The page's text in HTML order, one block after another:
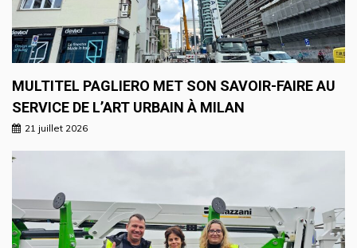
MULTITEL PAGLIERO MET SON SAVOIR-FAIRE AU
SERVICE DE L’ART URBAIN À MILAN
21 juillet 2026